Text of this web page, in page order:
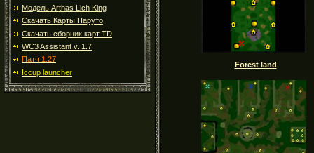
Модель Arthas Lich King
Скачать Карты Наруто
Скачать сборник карт TD
WC3 Assistant v. 1.7
Патч 1.27
Iccup launcher
Forest land